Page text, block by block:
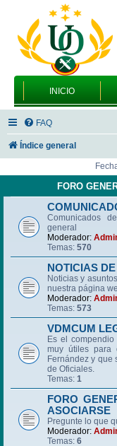
INICIO
FAQ
Índice general
FORO
Comunicados
general
Moderador:
Temas: 570
NOTICIAS
Noticias y
nuestra página
Moderador:
Temas: 573
VDMCUM
Es el
muy útiles para
Fernández y que
de Oficiales.
Temas: 1
FORO
ASOCIARSE
Pregunte lo que
Moderador:
Temas: 6